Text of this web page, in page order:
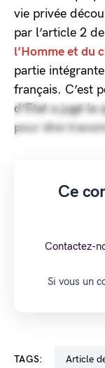
vie privée
par l’article 2
l’Homme et du
partie
français. C’est
d’Etat a jugé la
pour être
Ce
Contactez-
Si vous un
TAGS: Article